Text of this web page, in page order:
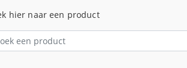
hier naar een product